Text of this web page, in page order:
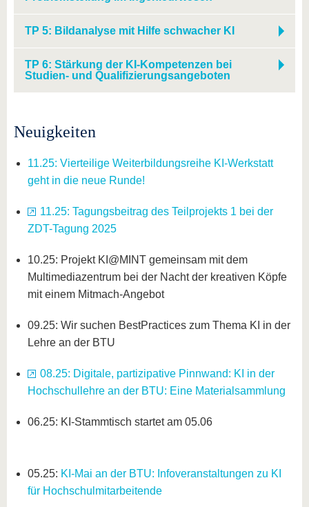
TP 5: Bildanalyse mit Hilfe schwacher KI
TP 6: Stärkung der KI-Kompetenzen bei
Studien- und Qualifizierungsangeboten
Neuigkeiten
11.25: Vierteilige Weiterbildungsreihe KI-Werkstatt
geht in die neue Runde!
11.25: Tagungsbeitrag des Teilprojekts 1 bei der
ZDT-Tagung 2025
10.25: Projekt KI@MINT gemeinsam mit dem
Multimediazentrum bei der Nacht der kreativen Köpfe
mit einem Mitmach-Angebot
09.25: Wir suchen BestPractices zum Thema KI in der
Lehre an der BTU
08.25: Digitale, partizipative Pinnwand: KI in der
Hochschullehre an der BTU: Eine Materialsammlung
06.25: KI-Stammtisch startet am 05.06
05.25: KI-Mai an der BTU: Infoveranstaltungen zu KI
für Hochschulmitarbeitende